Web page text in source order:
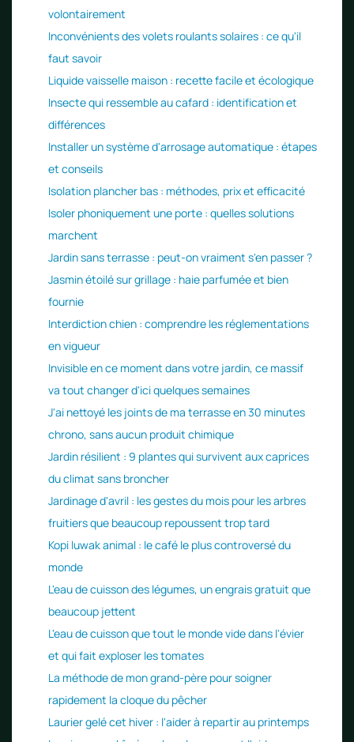
volontairement
Inconvénients des volets roulants solaires : ce qu'il
faut savoir
Liquide vaisselle maison : recette facile et écologique
Insecte qui ressemble au cafard : identification et
différences
Installer un système d'arrosage automatique : étapes
et conseils
Isolation plancher bas : méthodes, prix et efficacité
Isoler phoniquement une porte : quelles solutions
marchent
Jardin sans terrasse : peut-on vraiment s'en passer ?
Jasmin étoilé sur grillage : haie parfumée et bien
fournie
Interdiction chien : comprendre les réglementations
en vigueur
Invisible en ce moment dans votre jardin, ce massif
va tout changer d'ici quelques semaines
J'ai nettoyé les joints de ma terrasse en 30 minutes
chrono, sans aucun produit chimique
Jardin résilient : 9 plantes qui survivent aux caprices
du climat sans broncher
Jardinage d'avril : les gestes du mois pour les arbres
fruitiers que beaucoup repoussent trop tard
Kopi luwak animal : le café le plus controversé du
monde
L'eau de cuisson des légumes, un engrais gratuit que
beaucoup jettent
L'eau de cuisson que tout le monde vide dans l'évier
et qui fait exploser les tomates
La méthode de mon grand-père pour soigner
rapidement la cloque du pêcher
Laurier gelé cet hiver : l'aider à repartir au printemps